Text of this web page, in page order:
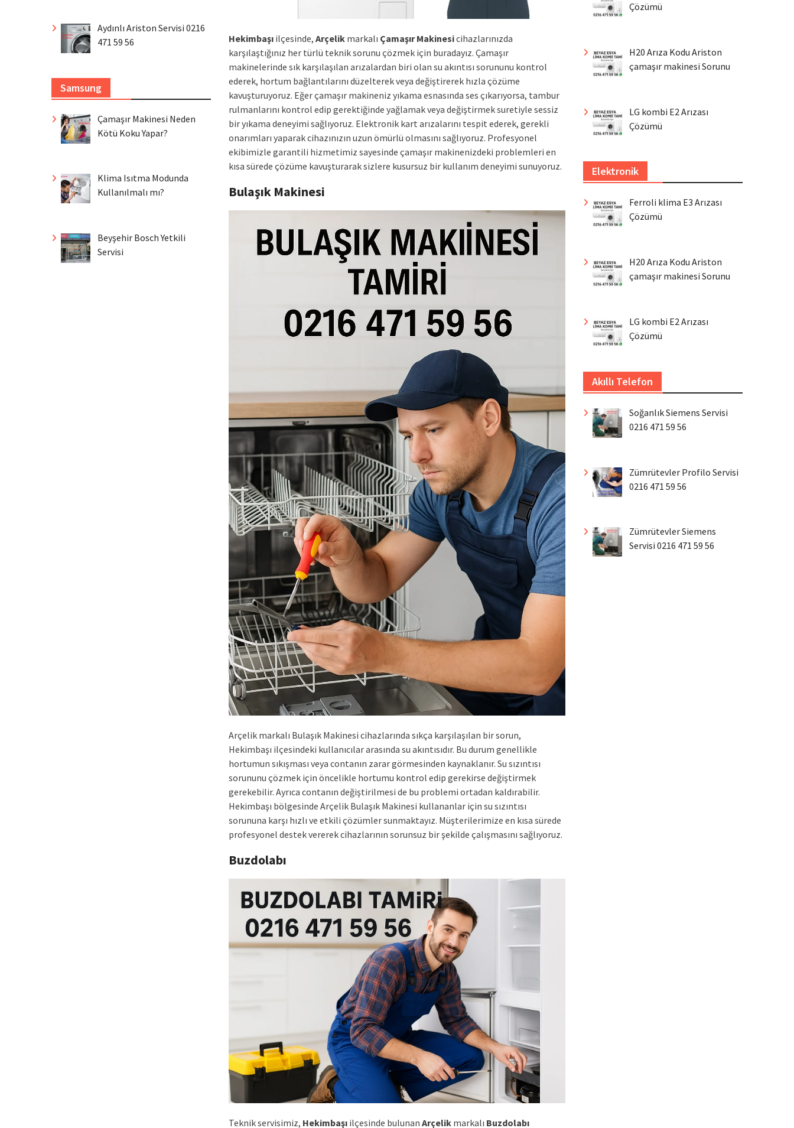
Hekimbaşı ilçesinde, Arçelik markalı Çamaşır Makinesicihazlarınızda
karşılaştığınız her türlü teknik sorunu çözmek için buradayız. Çamaşır
makinelerinde sık karşılaşılan arızalardan biri olan su akıntısı sorununu kontrol
ederek, hortum bağlantılarını düzelterek veya değiştirerek hızla çözüme
kavuşturuyoruz. Eğer çamaşır makineniz yıkama esnasında ses çıkarıyorsa, tambur
rulmanlarını kontrol edip gerektiğinde yağlamak veya değiştirmek suretiyle sessiz
bir yıkama deneyimi sağlıyoruz. Elektronik kart arızalarını tespit ederek, gerekli
onarımları yaparak cihazınızın uzun ömürlü olmasını sağlıyoruz. Profesyonel
ekibimizle garantili hizmetimiz sayesinde çamaşır makinenizdeki problemleri en
kısa sürede çözüme kavuşturarak sizlere kusursuz bir kullanım deneyimi sunuyoruz.
Bulaşık Makinesi
Arçelik markalı Bulaşık Makinesi cihazlarında sıkça karşılaşılan bir sorun,
Hekimbaşı ilçesindeki kullanıcılar arasında su akıntısıdır. Bu durum genellikle
hortumun sıkışması veya contanın zarar görmesinden kaynaklanır. Su sızıntısı
sorununu çözmek için öncelikle hortumu kontrol edip gerekirse değiştirmek
gerekebilir. Ayrıca contanın değiştirilmesi de bu problemi ortadan kaldırabilir.
Hekimbaşı bölgesinde Arçelik Bulaşık Makinesi kullananlar için su sızıntısı
sorununa karşı hızlı ve etkili çözümler sunmaktayız. Müşterilerimize en kısa sürede
profesyonel destek vererek cihazlarının sorunsuz bir şekilde çalışmasını sağlıyoruz.
Buzdolabı
Teknik servisimiz, Hekimbaşı ilçesinde bulunan Arçelik markalı Buzdolabı
Çözümü
H20 Arıza Kodu Ariston
çamaşır makinesi Sorunu
LG kombi E2 Arızası
Çözümü
Elektronik
Ferroli klima E3 Arızası
Çözümü
H20 Arıza Kodu Ariston
çamaşır makinesi Sorunu
LG kombi E2 Arızası
Çözümü
Akıllı Telefon
Soğanlık Siemens Servisi
0216 471 59 56
Zümrütevler Profilo Servisi
0216 471 59 56
Zümrütevler Siemens
Servisi 0216 471 59 56
Aydınlı Ariston Servisi 0216
471 59 56
Samsung
Çamaşır Makinesi Neden
Kötü Koku Yapar?
Klima Isıtma Modunda
Kullanılmalı mı?
Beyşehir Bosch Yetkili
Servisi